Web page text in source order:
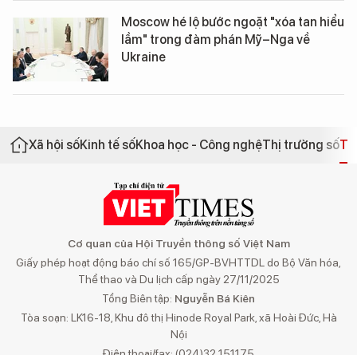
Moscow hé lộ bước ngoặt "xóa tan hiểu
lầm" trong đàm phán Mỹ–Nga về
Ukraine
Xã hội sốKinh tế sốKhoa học - Công nghệThị trường số
Cơ quan của Hội Truyền thông số Việt Nam
Giấy phép hoạt động báo chí số 165/GP-BVHTTDL do Bộ Văn hóa,
Thể thao và Du lịch cấp ngày 27/11/2025
Tổng Biên tập: Nguyễn Bá Kiên
Tòa soạn: LK16-18, Khu đô thị Hinode Royal Park, xã Hoài Đức, Hà
Nội